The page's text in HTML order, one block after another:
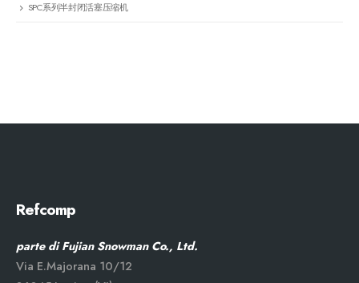
SPC系列半封闭活塞压缩机
Refcomp
parte di Fujian Snowman Co., Ltd.
Via E.Majorana 10/12